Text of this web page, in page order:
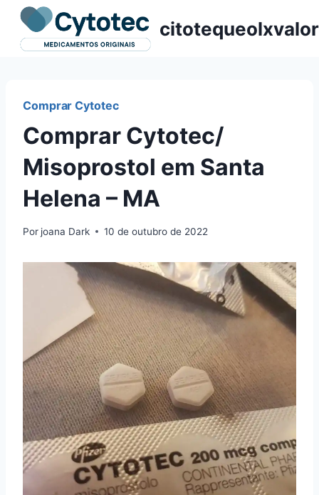
Pular
para
citotequeolxvalor
Comprar Cytotec
Comprar Cytotec/
Misoprostol em Santa
Helena – MA
Por joana Dark 10 de outubro de 2022